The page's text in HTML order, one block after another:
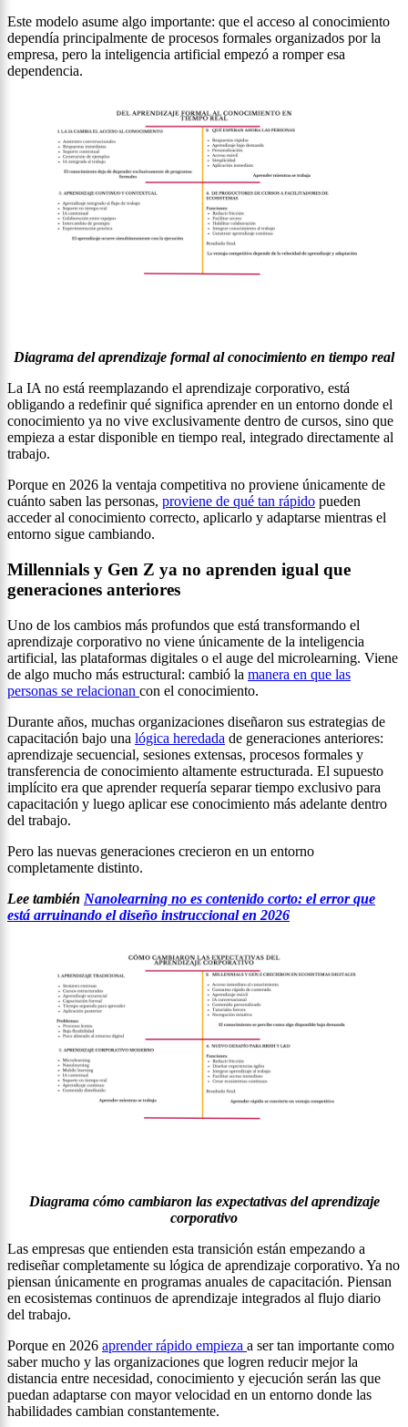
Este modelo asume algo importante: que el acceso al conocimiento
dependía principalmente de procesos formales organizados por la
empresa, pero la inteligencia artificial empezó a romper esa
dependencia.
Diagrama del aprendizaje formal al conocimiento en tiempo real
La IA no está reemplazando el aprendizaje corporativo, está
obligando a redefinir qué significa aprender en un entorno donde el
conocimiento ya no vive exclusivamente dentro de cursos, sino que
empieza a estar disponible en tiempo real, integrado directamente al
trabajo.
Porque en 2026 la ventaja competitiva no proviene únicamente de
cuánto saben las personas, proviene de qué tan rápido pueden
acceder al conocimiento correcto, aplicarlo y adaptarse mientras el
entorno sigue cambiando.
Millennials y Gen Z ya no aprenden igual que
generaciones anteriores
Uno de los cambios más profundos que está transformando el
aprendizaje corporativo no viene únicamente de la inteligencia
artificial, las plataformas digitales o el auge del microlearning. Viene
de algo mucho más estructural: cambió la manera en que las
personas se relacionan con el conocimiento.
Durante años, muchas organizaciones diseñaron sus estrategias de
capacitación bajo una lógica heredada de generaciones anteriores:
aprendizaje secuencial, sesiones extensas, procesos formales y
transferencia de conocimiento altamente estructurada. El supuesto
implícito era que aprender requería separar tiempo exclusivo para
capacitación y luego aplicar ese conocimiento más adelante dentro
del trabajo.
Pero las nuevas generaciones crecieron en un entorno
completamente distinto.
Lee también Nanolearning no es contenido corto: el error que
está arruinando el diseño instruccional en 2026
Diagrama cómo cambiaron las expectativas del aprendizaje
corporativo
Las empresas que entienden esta transición están empezando a
rediseñar completamente su lógica de aprendizaje corporativo. Ya no
piensan únicamente en programas anuales de capacitación. Piensan
en ecosistemas continuos de aprendizaje integrados al flujo diario
del trabajo.
Porque en 2026 aprender rápido empieza a ser tan importante como
saber mucho y las organizaciones que logren reducir mejor la
distancia entre necesidad, conocimiento y ejecución serán las que
puedan adaptarse con mayor velocidad en un entorno donde las
habilidades cambian constantemente.